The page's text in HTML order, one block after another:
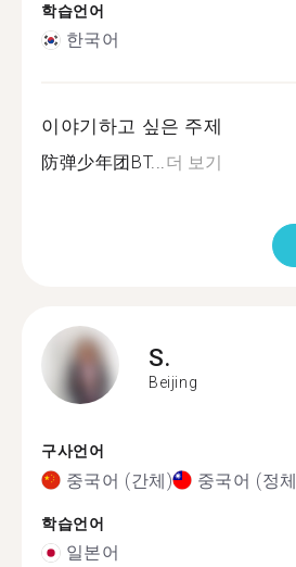
학습언어
한국어
이야기하고 싶은 주제
防弹少年团BT...더 보기
S.
Beijing
구사언어
중국어 (간체) 중국어 (정
학습언어
일본어